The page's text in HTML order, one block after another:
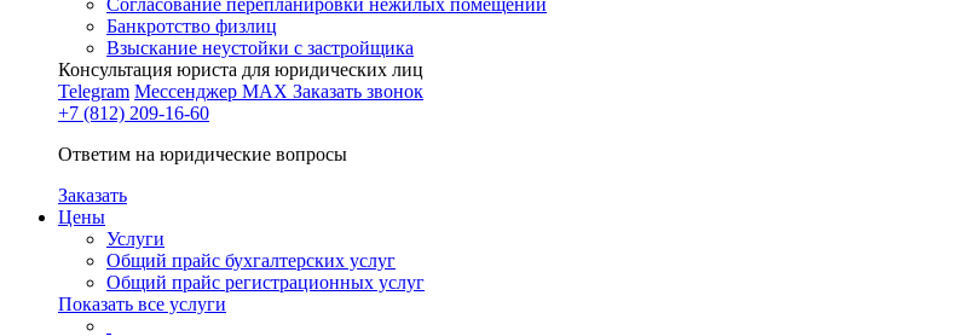
Cогласование перепланировки нежилых помещений
Банкротство физлиц
Взыскание неустойки с застройщика
Консультация юриста для юридических лиц
Telegram Мессенджер MAX Заказать звонок
+7 (812) 209-16-60
Ответим на юридические вопросы
Заказать
Цены
Услуги
Общий прайс бухгалтерских услуг
Общий прайс регистрационных услуг
Показать все услуги